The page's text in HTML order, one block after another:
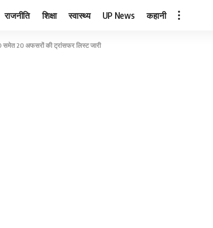
राजनीति शिक्षा स्वास्थ्य UP News कहानी
समेत 20 अफसरों की ट्रांसफर लिस्ट जारी